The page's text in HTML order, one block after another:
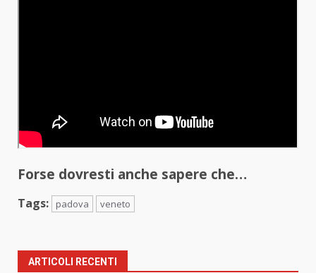
Forse dovresti anche sapere che…
Tags: padova veneto
ARTICOLI RECENTI